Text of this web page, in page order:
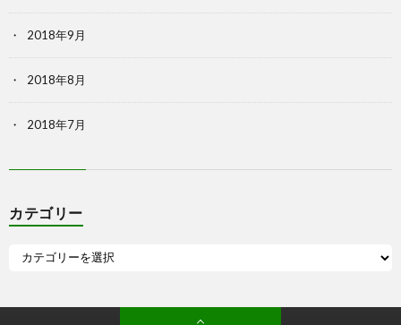
2018年9月
2018年8月
2018年7月
カテゴリー